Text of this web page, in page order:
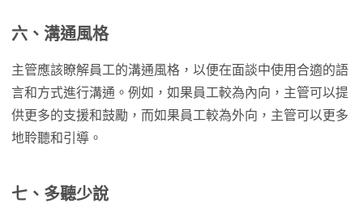
六、溝通風格
主管應該瞭解員工的溝通風格，以便在面談中使用合適的語
言和方式進行溝通。例如，如果員工較為內向，主管可以提
供更多的支援和鼓勵，而如果員工較為外向，主管可以更多
地聆聽和引導。
七、多聽少說